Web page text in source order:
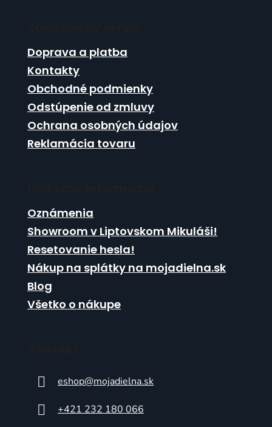
k
y
v
ý
i
Doprava a platba
Kontakty
Obchodné podmienky
Odstúpenie od zmluvy
Ochrana osobných údajov
Reklamácia tovaru
Oznámenia
Showroom v Liptovskom Mikuláši!
Resetovanie hesla!
Nákup na splátky na mojadielna.sk
Blog
Všetko o nákupe
eshop@mojadielna.sk
+421 232 180 066